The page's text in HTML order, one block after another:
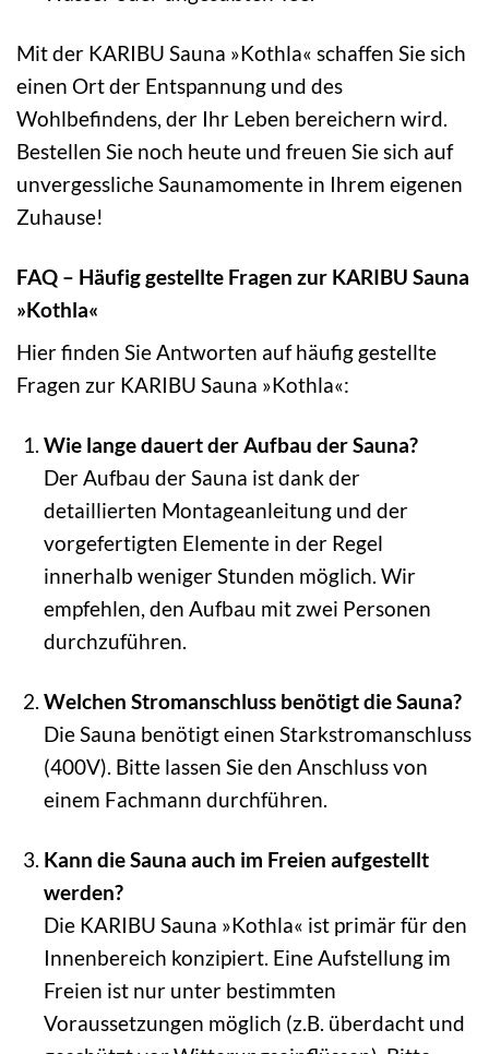
Mit der KARIBU Sauna »Kothla« schaffen Sie sich
einen Ort der Entspannung und des
Wohlbefindens, der Ihr Leben bereichern wird.
Bestellen Sie noch heute und freuen Sie sich auf
unvergessliche Saunamomente in Ihrem eigenen
Zuhause!
FAQ – Häufig gestellte Fragen zur KARIBU Sauna
»Kothla«
Hier finden Sie Antworten auf häufig gestellte
Fragen zur KARIBU Sauna »Kothla«:
Wie lange dauert der Aufbau der Sauna?
Der Aufbau der Sauna ist dank der
detaillierten Montageanleitung und der
vorgefertigten Elemente in der Regel
innerhalb weniger Stunden möglich. Wir
empfehlen, den Aufbau mit zwei Personen
durchzuführen.
Welchen Stromanschluss benötigt die Sauna?
Die Sauna benötigt einen Starkstromanschluss
(400V). Bitte lassen Sie den Anschluss von
einem Fachmann durchführen.
Kann die Sauna auch im Freien aufgestellt
werden?
Die KARIBU Sauna »Kothla« ist primär für den
Innenbereich konzipiert. Eine Aufstellung im
Freien ist nur unter bestimmten
Voraussetzungen möglich (z.B. überdacht und